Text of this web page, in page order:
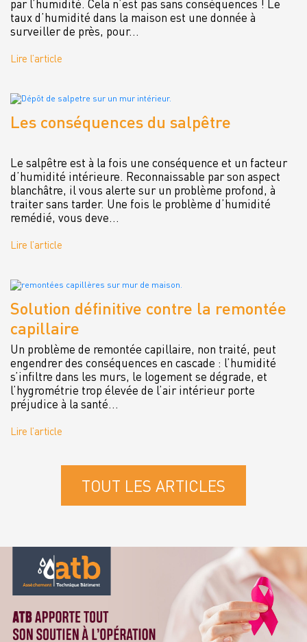
par l’humidité. Cela n’est pas sans conséquences ! Le
taux d’humidité dans la maison est une donnée à
surveiller de près, pour...
Lire l’article
Les conséquences du salpêtre
Le salpêtre est à la fois une conséquence et un facteur
d’humidité intérieure. Reconnaissable par son aspect
blanchâtre, il vous alerte sur un problème profond, à
traiter sans tarder. Une fois le problème d’humidité
remédié, vous deve...
Lire l’article
Solution définitive contre la remontée
capillaire
Un problème de remontée capillaire, non traité, peut
engendrer des conséquences en cascade : l’humidité
s’infiltre dans les murs, le logement se dégrade, et
l’hygrométrie trop élevée de l’air intérieur porte
préjudice à la santé...
Lire l’article
TOUT LES ARTICLES